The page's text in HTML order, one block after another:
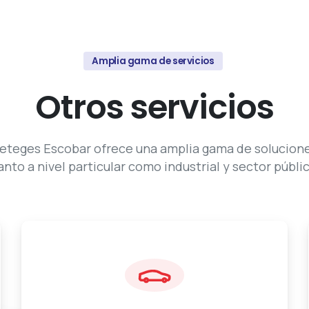
Amplia gama de servicios
Otrosservicios
Escobar ofrece una amplia gama de
a nivel particular como industrial y sector